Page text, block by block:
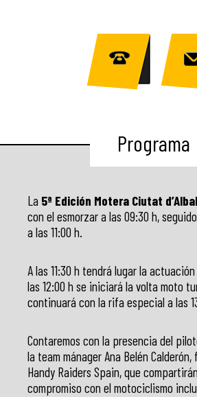
Programa
La 5ª Edición Motera Ciutat d’Albal
con el esmorzar a las 09:30 h,
a las 11:00 h.
A las 11:30 h tendrá lugar la
las 12:00 h se iniciará la volta moto
continuará con la rifa especial a las
Contaremos con la presencia del
la team mánager Ana Belén
Handy Raiders Spain, que
compromiso con el motociclismo